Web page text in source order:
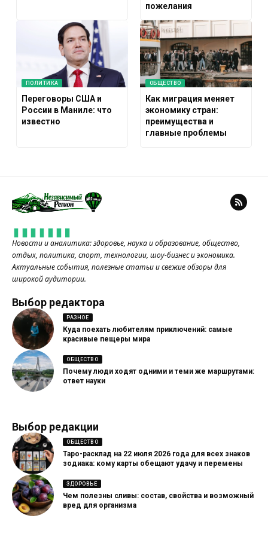
пожелания
ПОЛИТИКА
Переговоры США и
России в Маниле: что
известно
ОБЩЕСТВО
Как миграция меняет
экономику стран:
преимущества и
главные проблемы
Новости и аналитика: здоровье, наука и образование, общество,
отдых, политика, спорт, технологии, шоу-бизнес и экономика.
Актуальные события, полезные статьи и свежие обзоры для
широкой аудитории.
Выбор редактора
РАЗНОЕ
Куда поехать любителям приключений: самые
красивые пещеры мира
ОБЩЕСТВО
Почему люди ходят одними и теми же маршрутами:
ответ науки
Выбор редакции
ОБЩЕСТВО
Таро-расклад на 22 июля 2026 года для всех знаков
зодиака: кому карты обещают удачу и перемены
ЗДОРОВЬЕ
Чем полезны сливы: состав, свойства и возможный
вред для организма